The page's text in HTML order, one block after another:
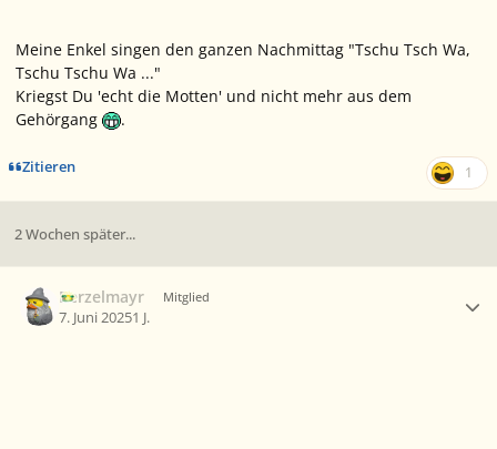
Meine Enkel singen den ganzen Nachmittag "Tschu Tsch Wa,
Tschu Tschu Wa ..."
Kriegst Du 'echt die Motten' und nicht mehr aus dem
Gehörgang
.
Zitieren 1
2 Wochen später...
Berzelmayr Mitglied
7. Juni 20251 J.